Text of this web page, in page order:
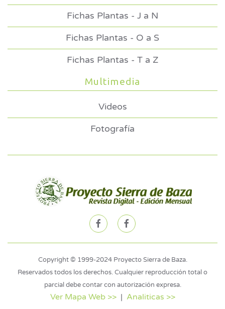
Fichas Plantas - J a N
Fichas Plantas - O a S
Fichas Plantas - T a Z
Multimedia
Videos
Fotografía
Copyright © 1999-2024 Proyecto Sierra de Baza.
Reservados todos los derechos. Cualquier reproducción total o
parcial debe contar con autorización expresa.
Ver Mapa Web >>| Analiticas >>